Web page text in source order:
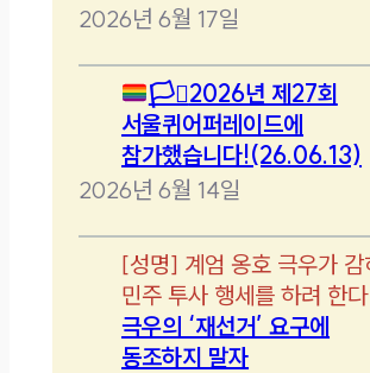
2026년 6월 17일
🏳️‍⚧️2026년 제27회
서울퀴어퍼레이드에
참가했습니다!(26.06.13)
2026년 6월 14일
[성명] 계엄 옹호 극우가 감
민주 투사 행세를 하려 한다
극우의 ‘재선거’ 요구에
동조하지 말자